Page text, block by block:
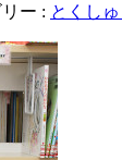
ー : とくし